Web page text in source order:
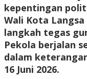
kepentingan
Wali Kota
langkah tegas
Pekola berjalan
dalam
16 Juni 2026.